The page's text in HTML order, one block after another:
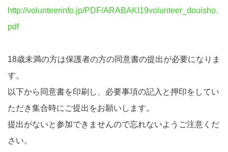
http://volunteerinfo.jp/PDF/ARABAKI19volunteer_douisho.
pdf
18歳未満の方は保護者の方の同意書の提出が必要になりま
す。
以下から同意書を印刷し、必要事項の記入と押印をしてい
ただき集合時にご提出をお願いします。
提出がないと参加できませんので忘れないようご注意くだ
さい。